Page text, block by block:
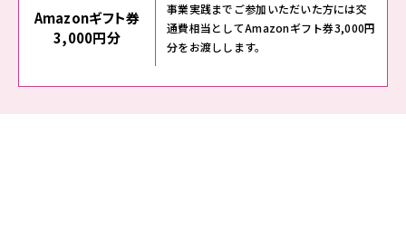
Amazonギフト券
3,000円分
事業実践までご参加いただいた方には交
通費相当としてAmazonギフト券3,000円
分をお渡しします。